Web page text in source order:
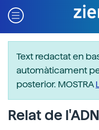
Text redactat en
automàticament
posterior. MOSTRA
Relat de